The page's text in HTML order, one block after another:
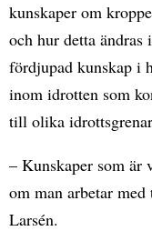
kunskaper om
och hur detta ändras
fördjupad kunskap i
inom idrotten som
till olika
– Kunskaper som
om man arbetar
Larsén.